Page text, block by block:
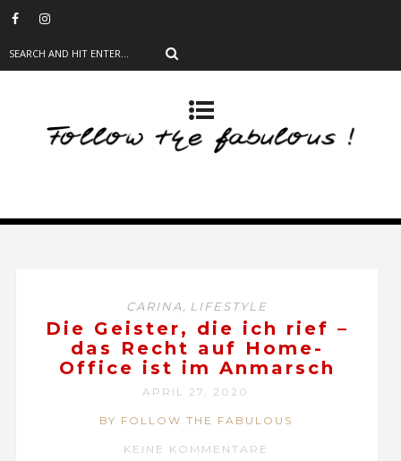
CARINA, LIFESTYLE
Die Geister, die ich rief –
das Recht auf Home-
Office ist im Anmarsch
APRIL 27, 2020
BY FOLLOW THE FABULOUS
KEINE KOMMENTARE